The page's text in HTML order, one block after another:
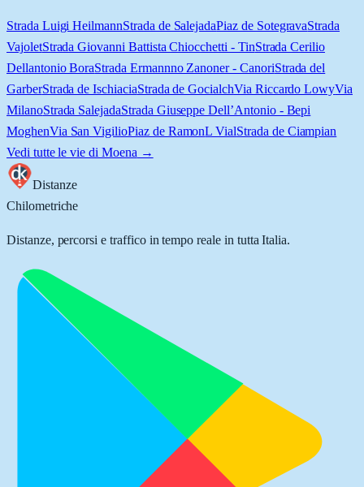
Strada Luigi HeilmannStrada de SalejadaPiaz de SotegravaStrada
VajoletStrada Giovanni Battista Chiocchetti - TinStrada Cerilio
Dellantonio BoraStrada Ermannno Zanoner - CanoriStrada del
GarberStrada de IschiaciaStrada de GocialchVia Riccardo LowyVia
MilanoStrada SalejadaStrada Giuseppe Dell’Antonio - Bepi
MoghenVia San VigilioPiaz de RamonL VialStrada de Ciampian
Vedi tutte le vie di Moena →
Distanze
Chilometriche
Distanze, percorsi e traffico in tempo reale in tutta Italia.